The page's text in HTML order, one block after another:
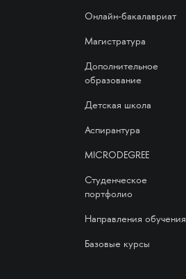
Онлайн-бакалавриат
Магистратура
Дополнительное
образование
Детская школа
Аспирантура
MICRODEGREE
Студенческое
портфолио
Направления обучения
Базовые курсы